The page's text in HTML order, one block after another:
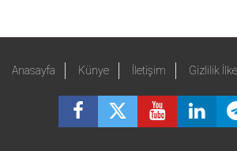
Anasayfa Künye İletişim Gizlilik